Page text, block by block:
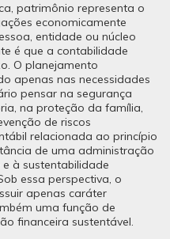
patrimônio representa o
economicamente
entidade ou núcleo
é que a contabilidade
O planejamento
apenas nas necessidades
pensar na segurança
na proteção da família,
de riscos
relacionada ao princípio
de uma administração
à sustentabilidade
essa perspectiva, o
apenas caráter
uma função de
financeira sustentável.